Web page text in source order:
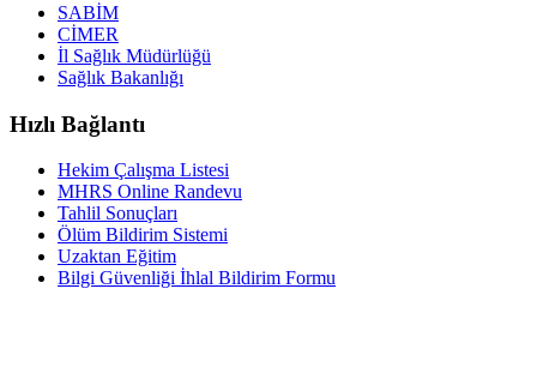
SABİM
CİMER
İl Sağlık Müdürlüğü
Sağlık Bakanlığı
Hızlı Bağlantı
Hekim Çalışma Listesi
MHRS Online Randevu
Tahlil Sonuçları
Ölüm Bildirim Sistemi
Uzaktan Eğitim
Bilgi Güvenliği İhlal Bildirim Formu